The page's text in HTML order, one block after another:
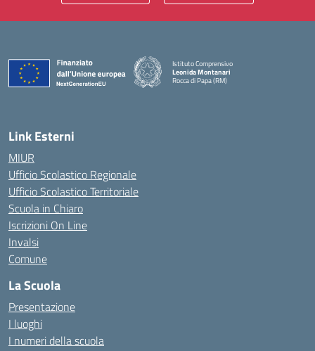
Istituto Comprensivo
Leonida Montanari
Rocca di Papa (RM)
— Visita la pagina iniziale della scuola
Link Esterni
MIUR
Ufficio Scolastico Regionale
Ufficio Scolastico Territoriale
Scuola in Chiaro
Iscrizioni On Line
Invalsi
Comune
La Scuola
Presentazione
I luoghi
I numeri della scuola